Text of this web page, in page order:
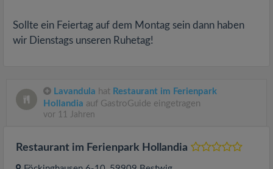
Sollte ein Feiertag auf dem Montag sein dann haben
wir Dienstags unseren Ruhetag!
Lavandula hat Restaurant im Ferienpark
Hollandia auf GastroGuide eingetragen
vor 11 Jahren
Restaurant im Ferienpark Hollandia